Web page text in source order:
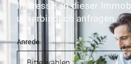
Interesse an dieser
unverbindlich anfragen.
Anrede